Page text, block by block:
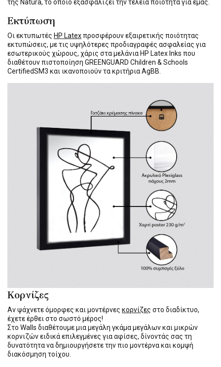
της Natura, το οποίο εξασφαλίζει την τέλεια ποιότητα για εμάς.
Εκτύπωση
Οι εκτυπωτές HP Latexπροσφέρουν εξαιρετικής ποιότητας
εκτυπώσεις, με τις υψηλότερες προδιαγραφές ασφαλείας για
εσωτερικούς χώρους, χάρις στα μελάνια HP Latex Inks που
διαθέτουν πιστοποίηση GREENGUARD Children & Schools
CertifiedSM3 και ικανοποιούν τα κριτήρια AgBB.
Κορνίζες
Αν ψάχνετε όμορφες και μοντέρνες κορνίζες στο διαδίκτυο,
έχετε έρθει στο σωστό μέρος!
Στο Walls διαθέτουμε μια μεγάλη γκάμα μεγάλων και μικρών
κορνιζών ειδικά επιλεγμένες για αφίσες, δίνοντάς σας τη
δυνατότητα να δημιουργήσετε την πιο μοντέρνα και κομψή
διακόσμηση τοίχου.